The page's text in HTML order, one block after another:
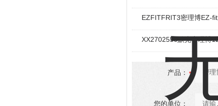
EZFITFRIT3密理博EZ-
XX2702550默克密理博
产品：
您的单位：